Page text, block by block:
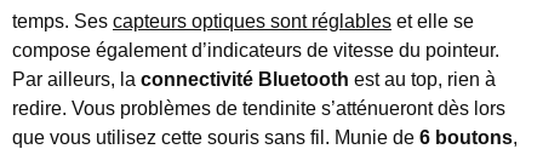
temps. Ses capteurs optiques sont réglables et elle se
compose également d’indicateurs de vitesse du pointeur.
Par ailleurs, la connectivité Bluetooth est au top, rien à
redire. Vous problèmes de tendinite s’atténueront dès lors
que vous utilisez cette souris sans fil. Munie de 6 boutons,